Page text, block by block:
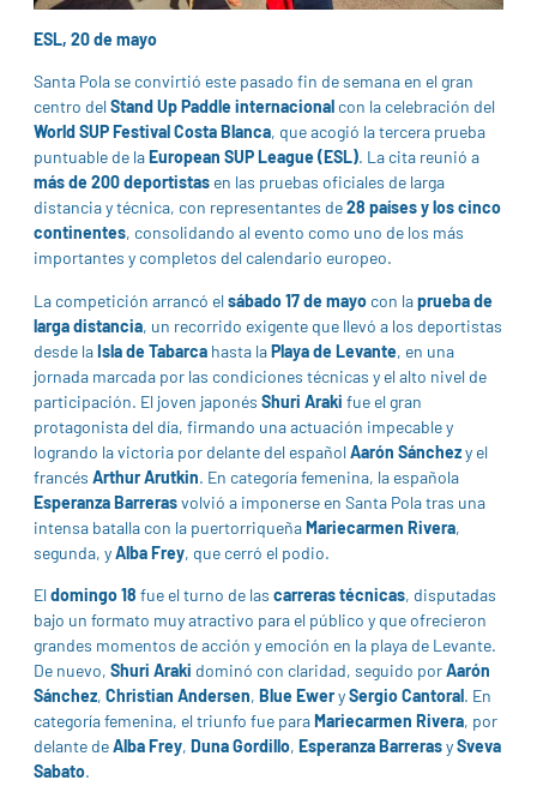
ESL, 20 de mayo
Santa Pola se convirtió este pasado fin de semana en el gran
centro delStand Up Paddle internacional con la celebración del
World SUP Festival Costa Blanca, que acogió la tercera prueba
puntuable de laEuropean SUP League (ESL). La cita reunió a
más de 200 deportistas en las pruebas oficiales de larga
distancia y técnica, con representantes de28 países y los cinco
continentes, consolidando al evento como uno de los más
importantes y completos del calendario europeo.
La competición arrancó elsábado 17 de mayo con laprueba de
larga distancia, un recorrido exigente que llevó a los deportistas
desde laIsla de Tabarca hasta laPlaya de Levante, en una
jornada marcada por las condiciones técnicas y el alto nivel de
participación. El joven japonés Shuri Araki fue el gran
protagonista del día, firmando una actuación impecable y
logrando la victoria por delante del españolAarón Sánchezy el
francés Arthur Arutkin. En categoría femenina, la española
Esperanza Barrerasvolvió a imponerse en Santa Pola tras una
intensa batalla con la puertorriqueñaMariecarmen Rivera,
segunda, yAlba Frey, que cerró el podio.
Eldomingo 18 fue el turno de las carreras técnicas, disputadas
bajo un formato muy atractivo para el público y que ofrecieron
grandes momentos de acción y emoción en la playa de Levante.
De nuevo, Shuri Araki dominó con claridad, seguido porAarón
Sánchez, Christian Andersen, Blue EwerySergio Cantoral. En
categoría femenina, el triunfo fue paraMariecarmen Rivera, por
delante deAlba Frey, Duna Gordillo, Esperanza BarrerasySveva
Sabato.